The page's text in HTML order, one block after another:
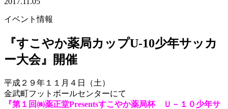
イベント情報
『すこやか薬局カップU-10少年サッカ
ー大会』開催
平成２９年１１月４日（土）
金武町フットボールセンターにて
『第１回㈱薬正堂Presentsすこやか薬局杯 Ｕ－１０少年サ